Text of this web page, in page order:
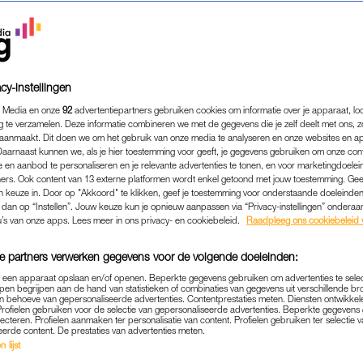
DONGELMANS
'PASSAGIERS
GEDAG MEER'
GELD & CARRIÈRE|INTERVIEW
25-03-2025 | JARA HELMS
bij menigeen bekend als acteur. Maar door een
instellingen
en onze 92 advertentiepartners gebruiken cookies om informatie over je apparaat,
te verzamelen. Deze informatie combineren we met de gegevens die je zelf deelt met ons,
Dit doen we om het gebruik van onze media te analyseren en onze websites en
kunnen we, als je hier toestemming voor geeft, je gegevens gebruiken om onze
en aanbod te personaliseren en je relevante advertenties te tonen, en voor
Ook content van 13 externe platformen wordt enkel getoond met jouw toestemming.
keuze in. Door op "Akkoord" te klikken, geef je toestemming voor onderstaande
op “Instellen”. Jouw keuze kun je opnieuw aanpassen via “Privacy-instellingen”
van onze apps. Lees meer in ons privacy- en cookiebeleid.
Raadpleeg ons cookiebeleid
partners verwerken gegevens voor de volgende doeleinden:
apparaat opslaan en/of openen. Beperkte gegevens gebruiken om advertenties te
begrijpen aan de hand van statistieken of combinaties van gegevens uit verschillende
behoeve van gepersonaliseerde advertenties. Contentprestaties meten. Diensten
gebruiken voor de selectie van gepersonaliseerde advertenties. Beperkte
Profielen aanmaken ter personalisatie van content. Profielen gebruiken ter selectie
content. De prestaties van advertenties meten.
lijst